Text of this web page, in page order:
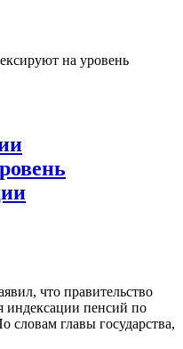
что правительство
индексации пенсий по
главы государства,